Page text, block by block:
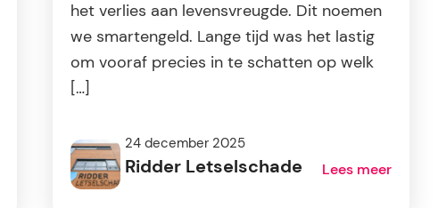
het verlies aan levensvreugde. Dit noemen
we smartengeld. Lange tijd was het lastig
om vooraf precies in te schatten op welk
[…]
24 december 2025
Ridder Letselschade Lees meer